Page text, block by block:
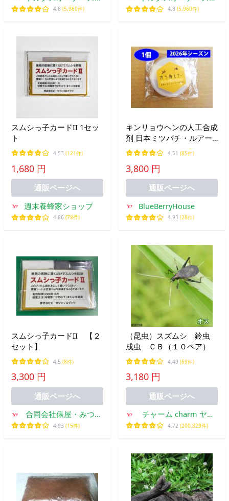
ョップ
4.8 (5,960件)
ョップ
4.8 (5,960件)
スムシっ子カードII 1セッ
ト
4.53 (121件)
1,680 円
通販ページへ
週末養蜂家ショップ
4.86 (78件)
キンリョウヘンの人工合成
剤 日本ミツバチ・ルアー
京都ニホンミツバチ研究所
待ち箱ルアー
4.51 (85件)
3,800 円
通販ページへ
BlueBerryHouse
4.93 (28件)
スムシっ子カードII 【２
セット】
4.5 (8件)
3,300 円
通販ページへ
合同会社俵屋・みつば
ちの獣医さん
4.93 (15件)
（昆虫）スズムシ 鈴虫
成虫 ＣＢ（１０ペア）
4.49 (69件)
3,180 円
通販ページへ
チャーム charm ヤフ
ー店
4.72 (200,829件)